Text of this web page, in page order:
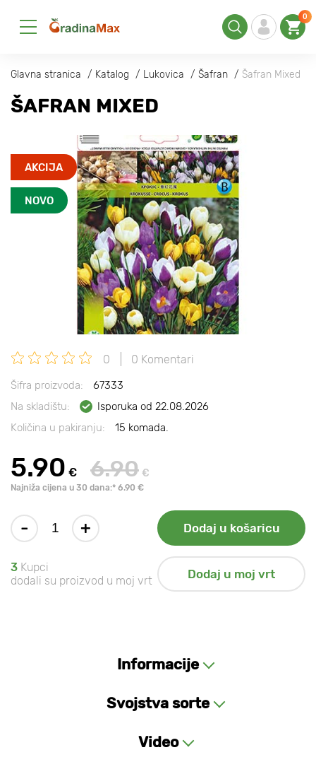
0
Glavna stranica Katalog Lukovica Šafran Šafran Mixed
ŠAFRAN MIXED
AKCIJA
NOVO
0 0 Komentari
Šifra proizvoda:
67333
Na skladištu:
Isporuka od 22.08.2026
Količina u pakiranju:
15 komada.
5.90 € 6.90 €
Najniža cijena u 30 dana:* 6.90 €
- + Dodaj u košaricu
3 Kupci
dodali su proizvod u moj vrt
Dodaj u moj vrt
Informacije
Svojstva sorte
Video